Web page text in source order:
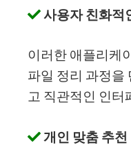
사용자 친화적
이러한 애플리케
파일 정리 과정을
고 직관적인 인터
개인 맞춤 추천